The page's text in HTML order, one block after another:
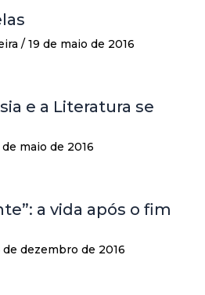
/ 19 de maio de 2016
e a Literatura se
de maio de 2016
a vida após o fim
de dezembro de 2016